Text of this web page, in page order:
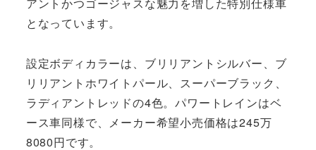
となっています。
設定ボディカラーは、ブリリアントシルバー、ブ
リリアントホワイトパール、スーパーブラック、
ラディアントレッドの4色。パワートレインはベ
ース車同様で、メーカー希望小売価格は245万
8080円です。